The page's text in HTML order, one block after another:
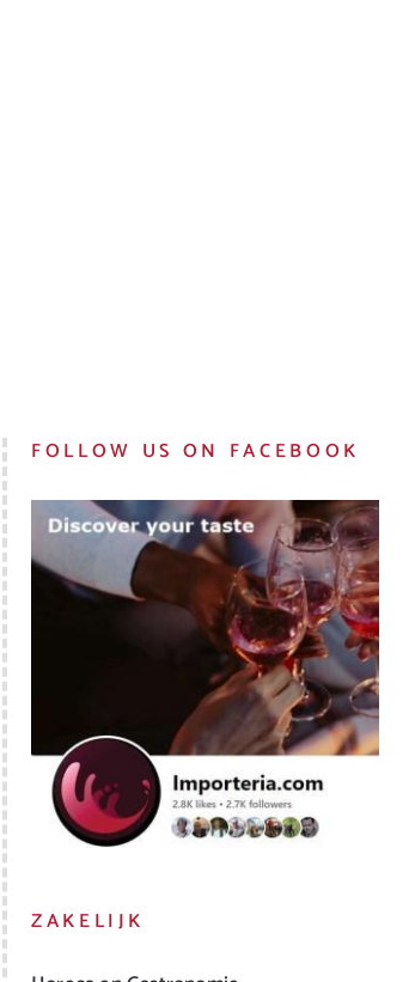
FOLLOW US ON FACEBOOK
ZAKELIJK